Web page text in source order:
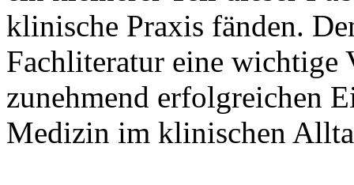
klinische Praxis fänden.
Fachliteratur eine wichtige
zunehmend erfolgreichen
Medizin im klinischen